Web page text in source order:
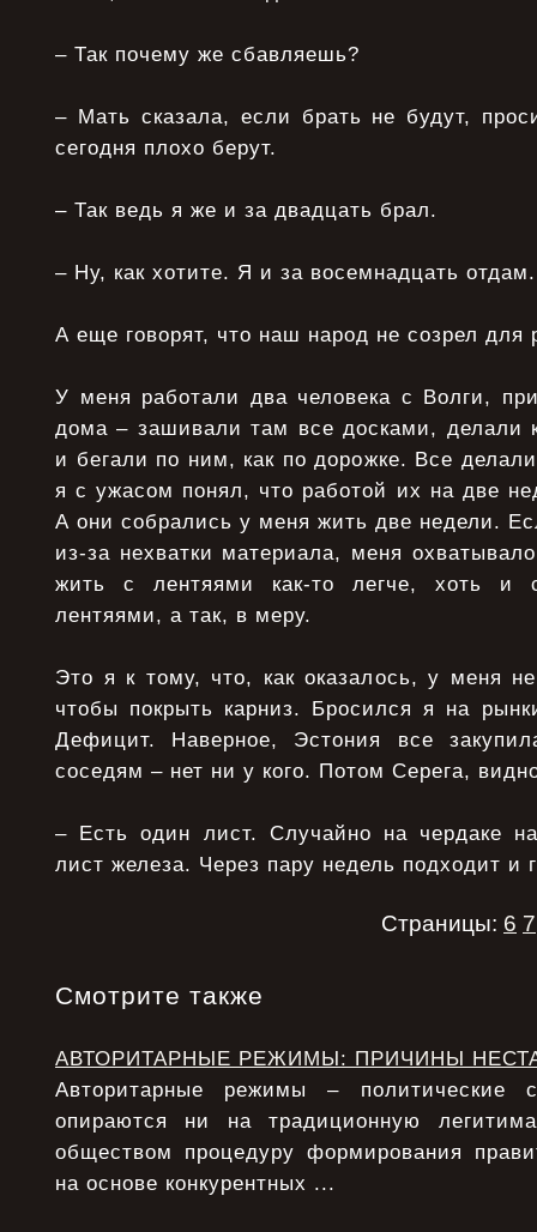
– Так почему же сбавляешь?
– Мать сказала, если брать не будут,
сегодня плохо берут.
– Так ведь я же и за двадцать брал.
– Ну, как хотите. Я и за восемнадцать отдам.
А еще говорят, что наш народ не созрел
У меня работали два человека с Волги,
дома – зашивали там все досками, делали
и бегали по ним, как по дорожке. Все
я с ужасом понял, что работой их на две
А они собрались у меня жить две недели.
из-за нехватки материала, меня
жить с лентяями как-то легче, хоть и
лентяями, а так, в меру.
Это я к тому, что, как оказалось, у меня
чтобы покрыть карниз. Бpосился я на
Дефицит. Наверное, Эстония все
соседям – нет ни у кого. Потом Серега,
– Есть один лист. Случайно на чердаке
лист железа. Через пару недель подходит и
Страницы: 6 7
Смотрите также
АВТОРИТАРНЫЕ РЕЖИМЫ: ПРИЧИНЫ
Авторитарные режимы – политические
опираются ни на традиционную
обществом процедуру формирования
на основе конкурентных ...